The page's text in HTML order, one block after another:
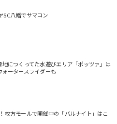
SC八幡でサマコン
地につくってた水遊びエリア「ポッツァ」は
ォータースライダーも
枚方モールで開催中の「バルナイト」はこ